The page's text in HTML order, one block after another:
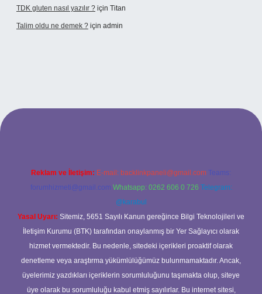
TDK gluten nasıl yazılır ? için Titan
Talim oldu ne demek ? için admin
Reklam ve İletişim: E-mail: backlinkpaneli@gmail.com Teams:
forumhizmeti@gmail.com Whatsapp: 0262 606 0 726 Telegram:
@karabul
Yasal Uyarı: Sitemiz, 5651 Sayılı Kanun gereğince Bilgi Teknolojileri ve
İletişim Kurumu (BTK) tarafından onaylanmış bir Yer Sağlayıcı olarak
hizmet vermektedir. Bu nedenle, sitedeki içerikleri proaktif olarak
denetleme veya araştırma yükümlülüğümüz bulunmamaktadır. Ancak,
üyelerimiz yazdıkları içeriklerin sorumluluğunu taşımakta olup, siteye
üye olarak bu sorumluluğu kabul etmiş sayılırlar. Bu internet sitesi,